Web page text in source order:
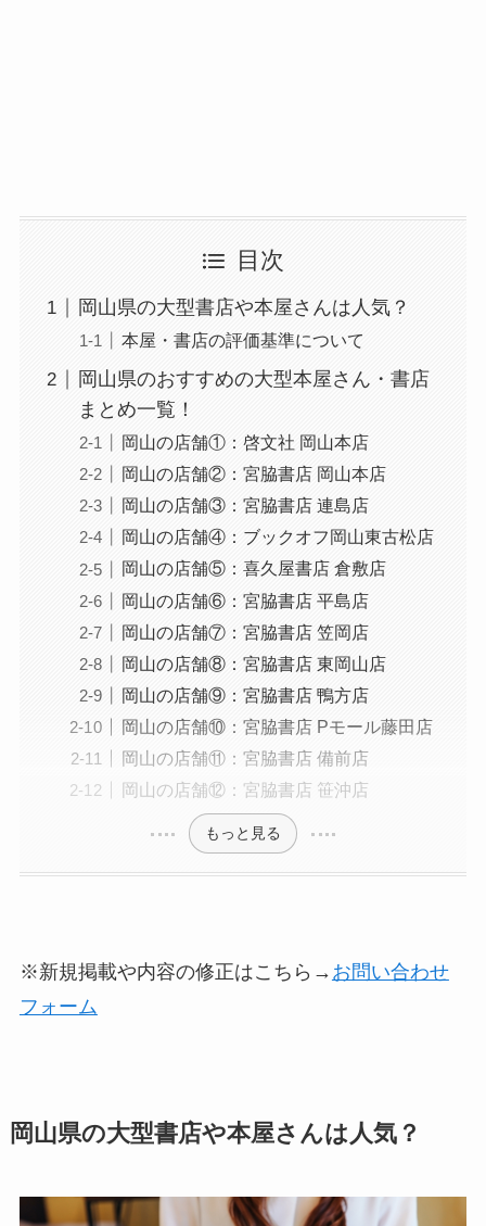
目次
岡山県の大型書店や本屋さんは人気？
本屋・書店の評価基準について
岡山県のおすすめの大型本屋さん・書店
まとめ一覧！
岡山の店舗①：啓文社 岡山本店
岡山の店舗②：宮脇書店 岡山本店
岡山の店舗③：宮脇書店 連島店
岡山の店舗④：ブックオフ岡山東古松店
岡山の店舗⑤：喜久屋書店 倉敷店
岡山の店舗⑥：宮脇書店 平島店
岡山の店舗⑦：宮脇書店 笠岡店
岡山の店舗⑧：宮脇書店 東岡山店
岡山の店舗⑨：宮脇書店 鴨方店
岡山の店舗⑩：宮脇書店 Pモール藤田店
岡山の店舗⑪：宮脇書店 備前店
岡山の店舗⑫：宮脇書店 笹沖店
もっと見る
※新規掲載や内容の修正はこちら→ お問い合わせ
フォーム
岡山県の大型書店や本屋さんは人気？